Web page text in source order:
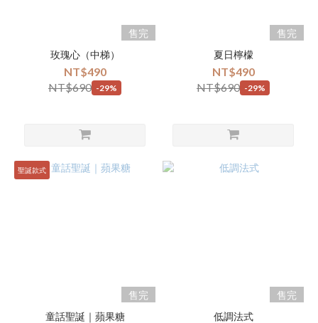
售完
玫瑰心（中梯）
NT$490
NT$690 -29%
售完
夏日檸檬
NT$490
NT$690 -29%
聖誕款式
售完
童話聖誕｜蘋果糖
售完
低調法式